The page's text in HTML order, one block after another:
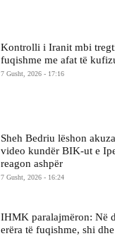
Kontrolli i Iranit mbi
fuqishme me afat të
7 Gusht, 2026 - 17:16
Sheh Bedriu lëshon
video kundër BIK-ut e
reagon ashpër
7 Gusht, 2026 - 16:24
IHMK paralajmëron: Në
erëra të fuqishme, shi